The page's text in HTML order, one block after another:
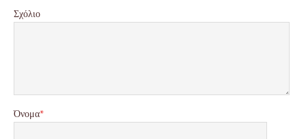
Σχόλιο
Όνομα*